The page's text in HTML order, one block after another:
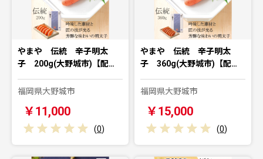
やまや 伝統 辛子明太
子 200g(大野城市)【配…
福岡県大野城市
￥11,000
(0)
やまや 伝統 辛子明太
子 360g(大野城市)【配…
福岡県大野城市
￥15,000
(0)